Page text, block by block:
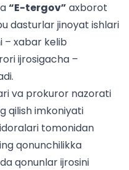
“E-tergov” axborot
dasturlar jinoyat ishlari
– xabar kelib
ijrosigacha –
va prokuror nazorati
qilish imkoniyati
tomonidan
qonunchilikka
qonunlar ijrosini